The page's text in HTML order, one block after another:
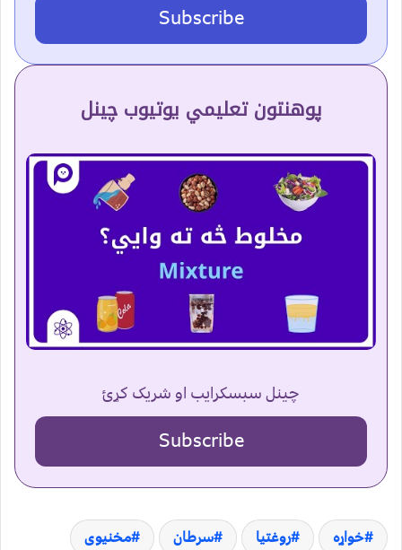
Subscribe
پوهنتون تعلیمي یوتیوب چینل
چینل سبسکرایب او شریک کړئ
Subscribe
خواړه روغتیا سرطان مخنیوی